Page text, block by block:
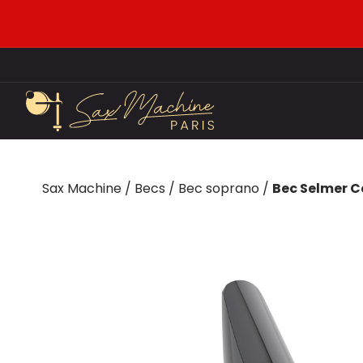
Sax Machine / Becs / Bec soprano / Bec Selmer